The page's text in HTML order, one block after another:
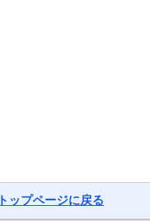
ップページに戻る